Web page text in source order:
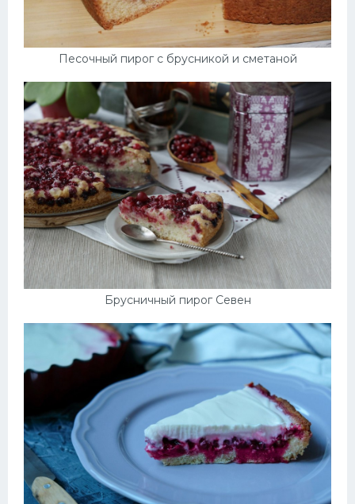
Песочный пирог с брусникой и сметаной
Брусничный пирог Севен